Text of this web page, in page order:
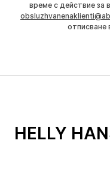
време с действие за
отписване
HELLY